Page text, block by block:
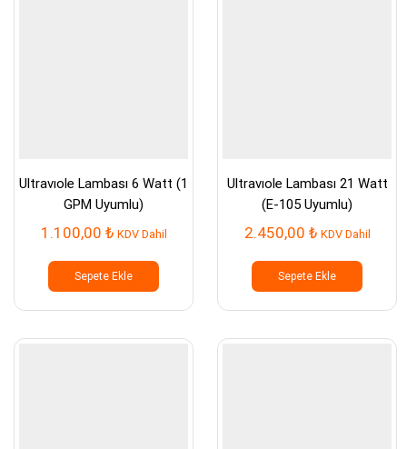
Ultravıole Lambası 6 Watt (1
GPM Uyumlu)
1.100,00 ₺ KDV Dahil
Sepete Ekle
Ultravıole Lambası 21 Watt
(E-105 Uyumlu)
2.450,00 ₺ KDV Dahil
Sepete Ekle